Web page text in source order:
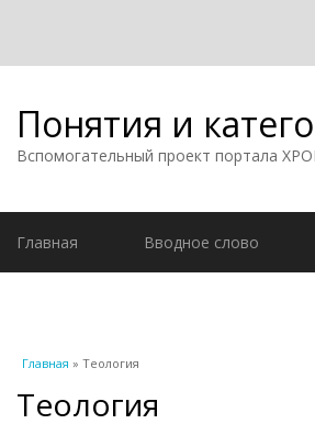
Понятия и
Вспомогательный проект портала
Главная Вводное слово
Вы здесь
Главная » Теология
Теология